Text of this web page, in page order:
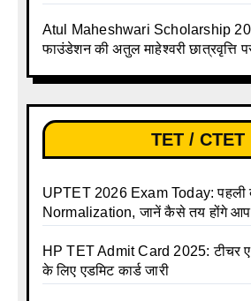
Atul Maheshwari Scholarship
फाउंडेशन की अतुल माहेश्वरी छात्रवृत्ति
TET / CTET
UPTET 2026 Exam Today: पहली
Normalization, जानें कैसे तय होंगे
HP TET Admit Card 2025: टीचर
के लिए एडमिट कार्ड जारी